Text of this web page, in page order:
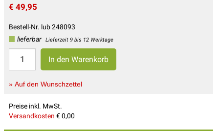
€ 49,95
Bestell-Nr. lub 248093
lieferbar
Lieferzeit 9 bis 12 Werktage
» Auf den Wunschzettel
Preise inkl. MwSt.
Versandkosten € 0,00